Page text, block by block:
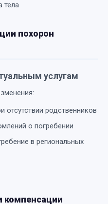
тела
похорон
услугам
отсутствии родственников
о погребении
в региональных
компенсации